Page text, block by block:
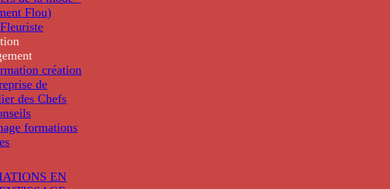
Flou)
création
de
des Chefs
formations
EN